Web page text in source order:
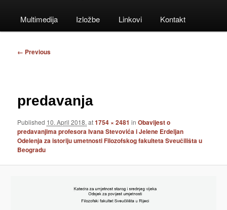
Multimedija Izložbe Linkovi Kontakt
Image
← Previous
predavanja
Published 10. April 2018. at1754 × 2481 inObavijest o
predavanjima profesora Ivana Stevovića i Jelene Erdeljan
Odelenja za istoriju umetnosti Filozofskog fakulteta Sveučilišta u
Beogradu